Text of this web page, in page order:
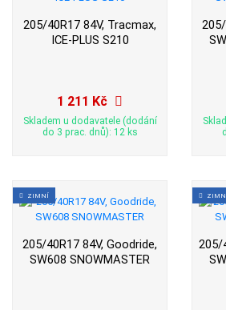
205/40R17 84V, Tracmax,
ICE-PLUS S210
1 211 Kč
Skladem u dodavatele (dodání
do 3 prac. dnů): 12 ks
ZIMNÍ
205/40R17 84V, Goodride,
SW608 SNOWMASTER
205/